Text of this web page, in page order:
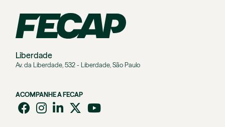
Liberdade
Av. da Liberdade, 532 - Liberdade, São Paulo
ACOMPANHE A FECAP